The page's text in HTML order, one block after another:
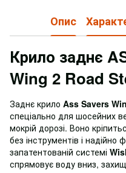
Опис
Крило заднє
Wing 2 Road
Заднє крило Ass Savers
спеціально для шосейних
мокрій дорозі. Воно
без інструментів і надійно
запатентованій системі
спрямовує воду вниз,